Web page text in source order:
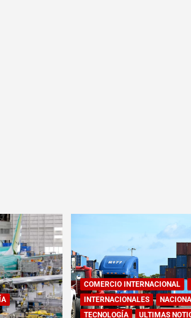
COMERCIO INTERNACIONAL
INTERNACIONALES
TECNOLOGÍA
ULTIMAS